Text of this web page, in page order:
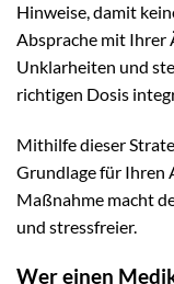
Hinweise, damit
Absprache mit
Unklarheiten und
richtigen Dosis
Mithilfe dieser
Grundlage für Ihren
Maßnahme macht
und stressfreier.
Wer einen